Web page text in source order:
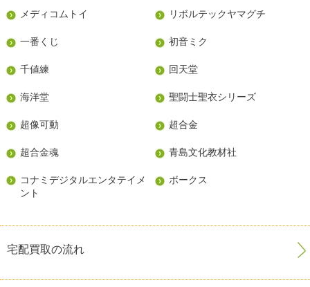
メディコムトイ リボルテックヤマグチ
一番くじ 初音ミク
千値練 回天堂
海洋堂 聖闘士聖衣シリーズ
超像可動 超合金
超合金魂 青島文化教材社
コナミデジタルエンタテイメ
ント
ボークス
宅配買取の流れ